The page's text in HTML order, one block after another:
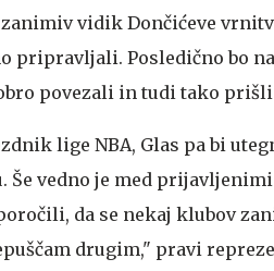
vidik Dončićeve
pripravljali. Posledično bo
povezali in tudi tako
lige NBA, Glas pa bi
Še vedno je med
da se nekaj klubov
drugim," pravi